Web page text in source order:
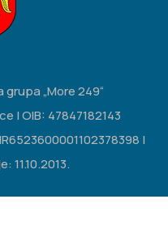
„More 249“
| OIB: 47847182143
|
11.10.2013.